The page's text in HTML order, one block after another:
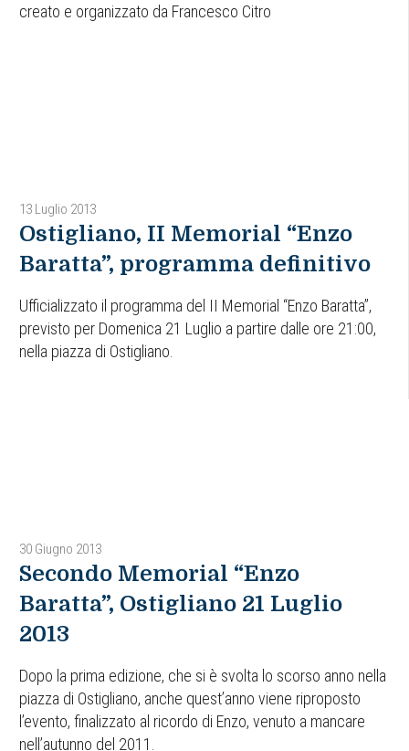
creato e organizzato da Francesco Citro
13 Luglio 2013
Ostigliano, II Memorial “Enzo
Baratta”, programma definitivo
Ufficializzato il programma del II Memorial “Enzo Baratta”,
previsto per Domenica 21 Luglio a partire dalle ore 21:00,
nella piazza di Ostigliano.
30 Giugno 2013
Secondo Memorial “Enzo
Baratta”, Ostigliano 21 Luglio
2013
Dopo la prima edizione, che si è svolta lo scorso anno nella
piazza di Ostigliano, anche quest’anno viene riproposto
l’evento, finalizzato al ricordo di Enzo, venuto a mancare
nell’autunno del 2011.